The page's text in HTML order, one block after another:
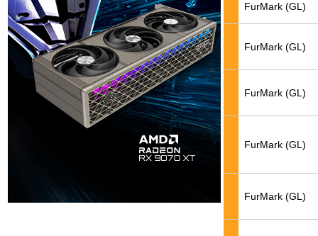
FurMark (GL)
FurMark (GL)
FurMark (GL)
FurMark (GL)
FurMark (GL)